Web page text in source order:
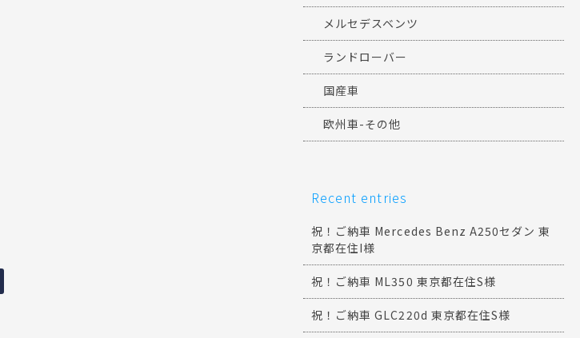
メルセデスベンツ
ランドローバー
国産車
欧州車-その他
Recent entries
祝！ご納車 Mercedes Benz A250セダン 東
京都在住I様
祝！ご納車 ML350 東京都在住S様
祝！ご納車 GLC220d 東京都在住S様